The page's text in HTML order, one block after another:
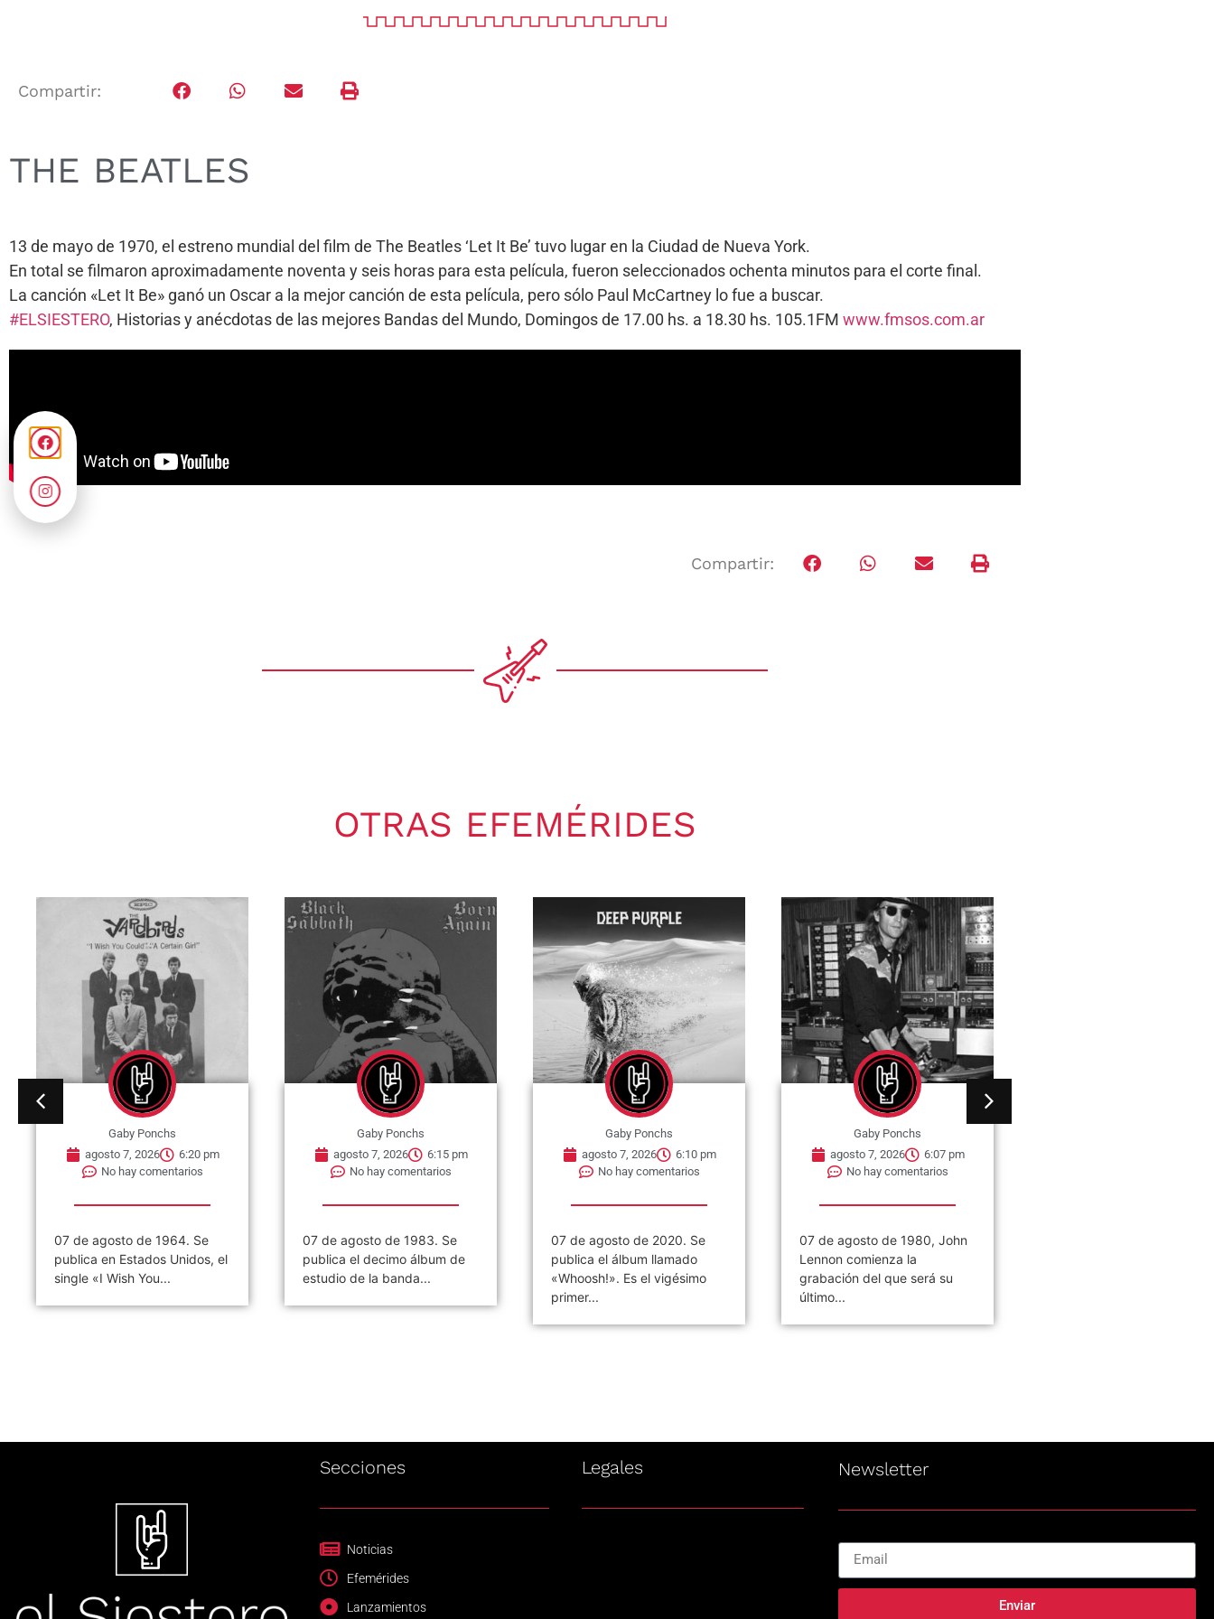
Compartir:
THE BEATLES
13 de mayo de 1970, el estreno mundial del film de The Beatles ‘Let It Be’ tuvo lugar en la Ciudad de Nueva York.
En total se filmaron aproximadamente noventa y seis horas para esta película, fueron seleccionados ochenta minutos para el corte final.
La canción «Let It Be» ganó un Oscar a la mejor canción de esta película, pero sólo Paul McCartney lo fue a buscar.
#ELSIESTERO, Historias y anécdotas de las mejores Bandas del Mundo, Domingos de 17.00 hs. a 18.30 hs. 105.1FM www.fmsos.com.ar
Compartir:
OTRAS EFEMÉRIDES
Gaby Ponchs
agosto 7, 2026
6:15 pm
No hay comentarios
07 de agosto de 1983. Se
publica el decimo álbum de
estudio de la banda...
Gaby Ponchs
agosto 7, 2026
6:10 pm
No hay comentarios
07 de agosto de 2020. Se
publica el álbum llamado
«Whoosh!». Es el vigésimo
Gaby Ponchs
agosto 7, 2026
6:07 pm
No hay comentarios
07 de agosto de 1980, John
Lennon comienza la
grabación del que será su
último...
Gaby Ponchs
agosto 7, 2026
6:05 pm
No hay comentarios
Civilización es el noveno
álbum de estudio de la banda
de rock argentina Los
Piojos,...
Secciones
Noticias
Efemérides
Lanzamientos
Legales Newsletter
Enviar